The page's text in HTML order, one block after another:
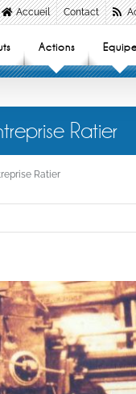
Accueil Contact
Actions
Ratier
Ratier